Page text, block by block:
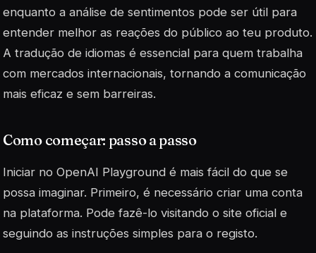
enquanto a análise de sentimentos pode ser útil para
entender melhor as reações do público ao teu produto.
A tradução de idiomas é essencial para quem trabalha
com mercados internacionais, tornando a comunicação
mais eficaz e sem barreiras.
Como começar: passo a passo
Iniciar no OpenAI Playground é mais fácil do que se
possa imaginar. Primeiro, é necessário criar uma conta
na plataforma. Pode fazê-lo visitando o site oficial e
seguindo as instruções simples para o registo.